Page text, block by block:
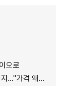
오로
격 왜곡 방지"